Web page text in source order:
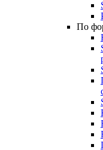
По